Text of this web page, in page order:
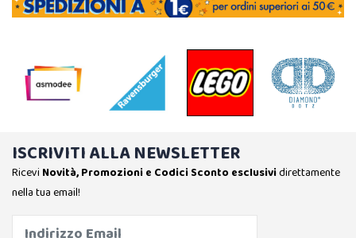
ISCRIVITI ALLA NEWSLETTER
Ricevi Novità, Promozioni e Codici Sconto esclusividirettamente
nella tua email!